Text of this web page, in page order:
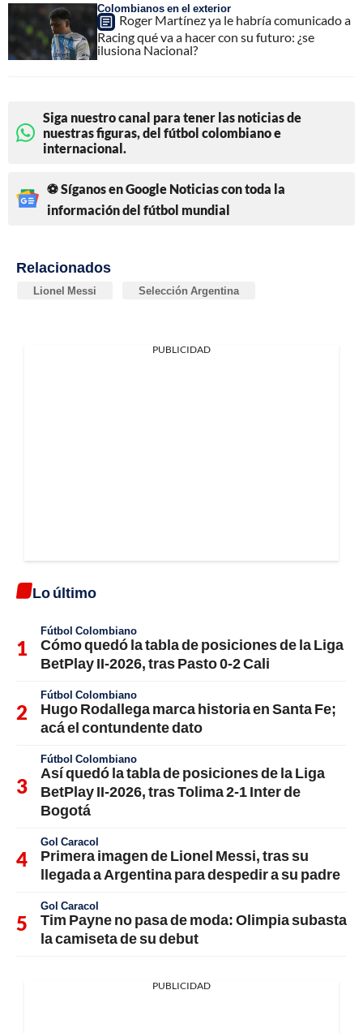
Colombianos en el exterior
Roger Martínez ya le habría comunicado a
Racing qué va a hacer con su futuro: ¿se
ilusiona Nacional?
Siga nuestro canal para tener las noticias de
nuestras figuras, del fútbol colombiano e
internacional.
⚽ Síganos en Google Noticias con toda la
información del fútbol mundial
Relacionados
Lionel Messi Selección Argentina
PUBLICIDAD
Lo último
Fútbol Colombiano
Cómo quedó la tabla de posiciones de la Liga
BetPlay II-2026, tras Pasto 0-2 Cali
Fútbol Colombiano
Hugo Rodallega marca historia en Santa Fe;
acá el contundente dato
Fútbol Colombiano
Así quedó la tabla de posiciones de la Liga
BetPlay II-2026, tras Tolima 2-1 Inter de
Bogotá
Gol Caracol
Primera imagen de Lionel Messi, tras su
llegada a Argentina para despedir a su padre
Gol Caracol
Tim Payne no pasa de moda: Olimpia subasta
la camiseta de su debut
PUBLICIDAD